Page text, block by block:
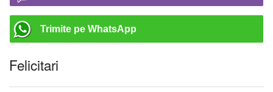
Trimite pe WhatsApp
Felicitari